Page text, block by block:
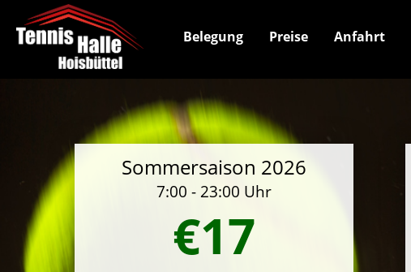
Belegung Preise Anfahrt
Sommersaison 2026
7:00 - 23:00 Uhr
€17